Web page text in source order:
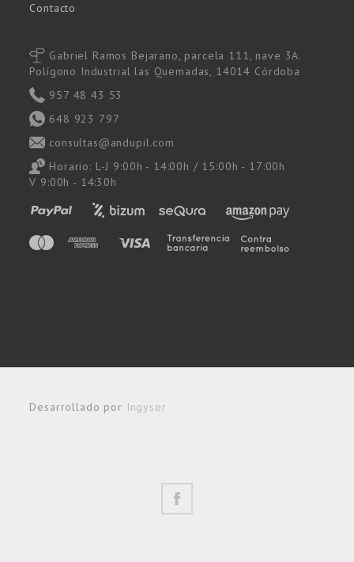
Contacto
Gabriel Ramos Bejarano, parcela 111, nave 3A.
Polígono Industrial las Quemadas, 14014 Córdoba
957 48 43 53
648 923 797
consultas@andupil.com
Horario: L-J 9:00h - 14:00h / 15:00h - 17:00h
V 9:00h - 14:30h
Desarrollado por Ingyser